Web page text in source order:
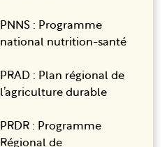
PNNS : Programme
national nutrition-santé
PRAD : Plan régional de
l’agriculture durable
PRDR : Programme
Régional de